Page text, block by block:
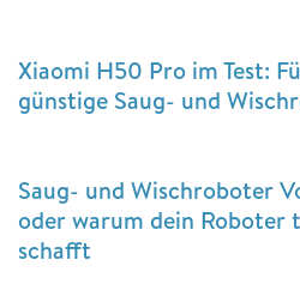
Xiaomi H50 Pro im Test:
günstige Saug- und
Saug- und Wischroboter
oder warum dein Roboter
schafft